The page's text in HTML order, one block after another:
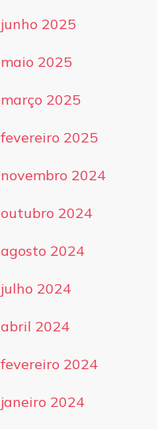
junho 2025
maio 2025
março 2025
fevereiro 2025
novembro 2024
outubro 2024
agosto 2024
julho 2024
abril 2024
fevereiro 2024
janeiro 2024